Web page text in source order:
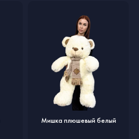
Мишка плюшевый белый